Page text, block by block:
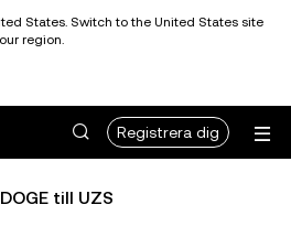
States. Switch to the United States site
region.
Registrera dig
DOGE till UZS